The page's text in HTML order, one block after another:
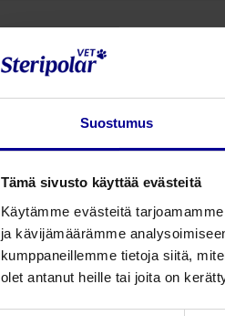
Suostumus
Tämä sivusto käyttää evästeitä
Käytämme evästeitä
ja kävijämäärämme
kumppaneillemme tietoja siitä,
olet antanut heille tai joita on